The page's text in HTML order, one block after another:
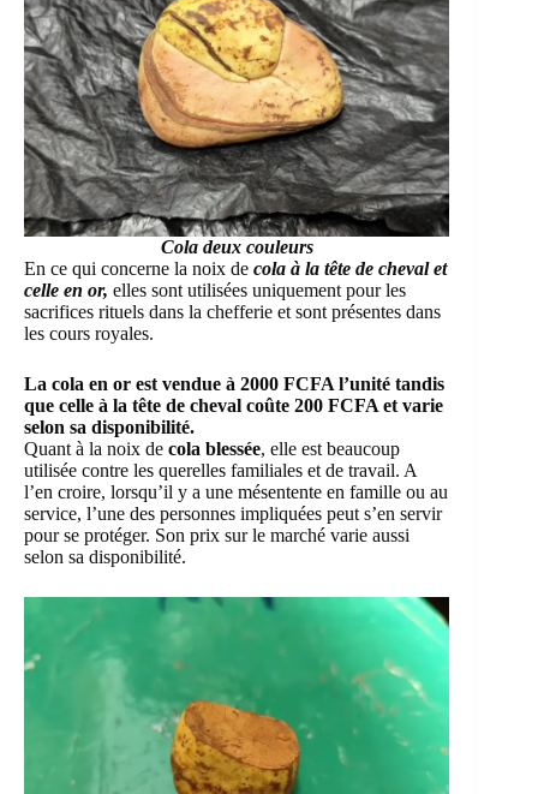
Cola deux couleurs
En ce qui concerne la noix de cola à la tête de cheval et
celle en or, elles sont utilisées uniquement pour les
sacrifices rituels dans la chefferie et sont présentes dans
les cours royales.
La cola en or est vendue à 2000 FCFA l’unité tandis
que celle à la tête de cheval coûte 200 FCFA et varie
selon sa disponibilité.
Quant à la noix de cola blessée, elle est beaucoup
utilisée contre les querelles familiales et de travail. A
l’en croire, lorsqu’il y a une mésentente en famille ou au
service, l’une des personnes impliquées peut s’en servir
pour se protéger. Son prix sur le marché varie aussi
selon sa disponibilité.